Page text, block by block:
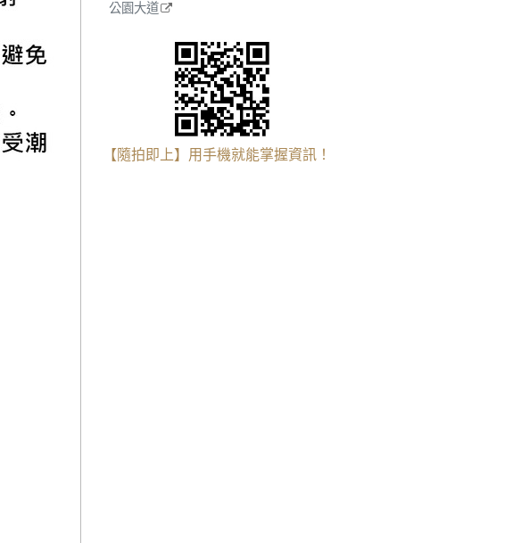
公園大道
【隨拍即上】用手機就能掌握資訊！